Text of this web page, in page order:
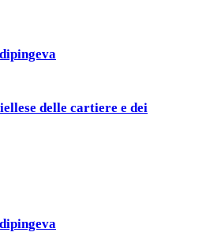
delle cartiere e dei